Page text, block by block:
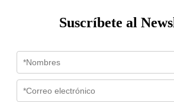
Suscríbete al